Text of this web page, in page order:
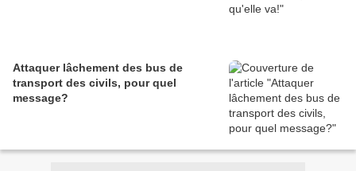
Attaquer lâchement des bus de
transport des civils, pour quel
message?